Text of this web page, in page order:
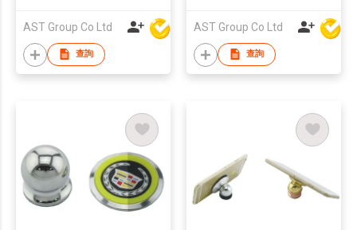
AST Group Co Ltd
查詢
AST Group Co Ltd
查詢